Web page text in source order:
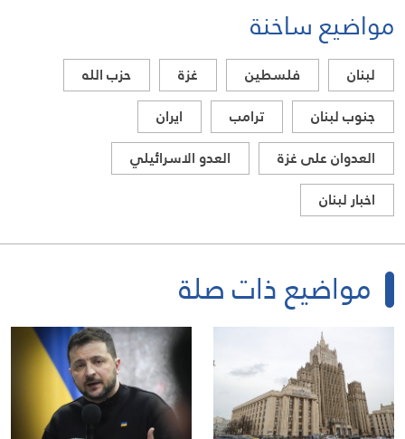
مواضيع ساخنة
لبنان فلسطين غزة
حزب الله
جنوب لبنان
ترامب
ايران
العدوان على غزة
العدو الاسرائيلي
اخبار لبنان
مواضيع ذات صلة